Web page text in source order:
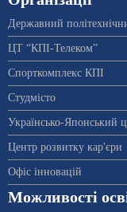
Державний
ЦТ “КПІ-Телеком”
Спорткомплекс КПІ
Студмісто
Українсько-Японський
Центр розвитку кар'єри
Офіс інновацій
Можливості